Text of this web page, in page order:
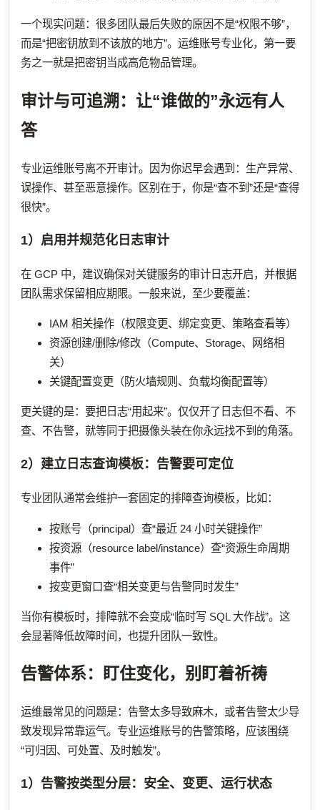
一个现实问题：很多团队最后失败的原因不是“权限不够”，
而是“把密钥放到不该放的地方”。运维账号专业化，第一要
务之一就是把密钥当成高危物品管理。
审计与可追溯：让“谁做的”永远有人
答
专业运维账号离不开审计。因为你迟早会遇到：生产异常、
误操作、甚至恶意操作。区别在于，你是“查不到”还是“查得
很快”。
1）启用并规范化日志审计
在 GCP 中，建议确保对关键服务的审计日志开启，并根据
团队需求保留相应期限。一般来说，至少要覆盖：
IAM 相关操作（权限变更、绑定变更、策略查看等）
资源创建/删除/修改（Compute、Storage、网络相
关）
关键配置变更（防火墙规则、负载均衡配置等）
更关键的是：要把日志“用起来”。仅仅开了日志但不看、不
查、不告警，就等同于把摄像头装在你永远找不到的角落。
2）建立日志查询模板：告警要可定位
专业团队通常会维护一套固定的排障查询模板，比如：
按账号（principal）查“最近 24 小时关键操作”
按资源（resource label/instance）查“资源生命周期
事件”
按变更窗口查“相关变更与告警同时发生”
当你有模板时，排障就不会变成“临时写 SQL 大作战”。这
会显著降低故障时间，也提升团队一致性。
告警体系：盯住变化，别盯着祈祷
运维最常见的问题是：告警太多导致麻木，或者告警太少导
致发现异常靠运气。专业运维账号的告警策略，应该围绕
“可归因、可处置、及时触发”。
1）告警按类型分层：安全、变更、运行状态